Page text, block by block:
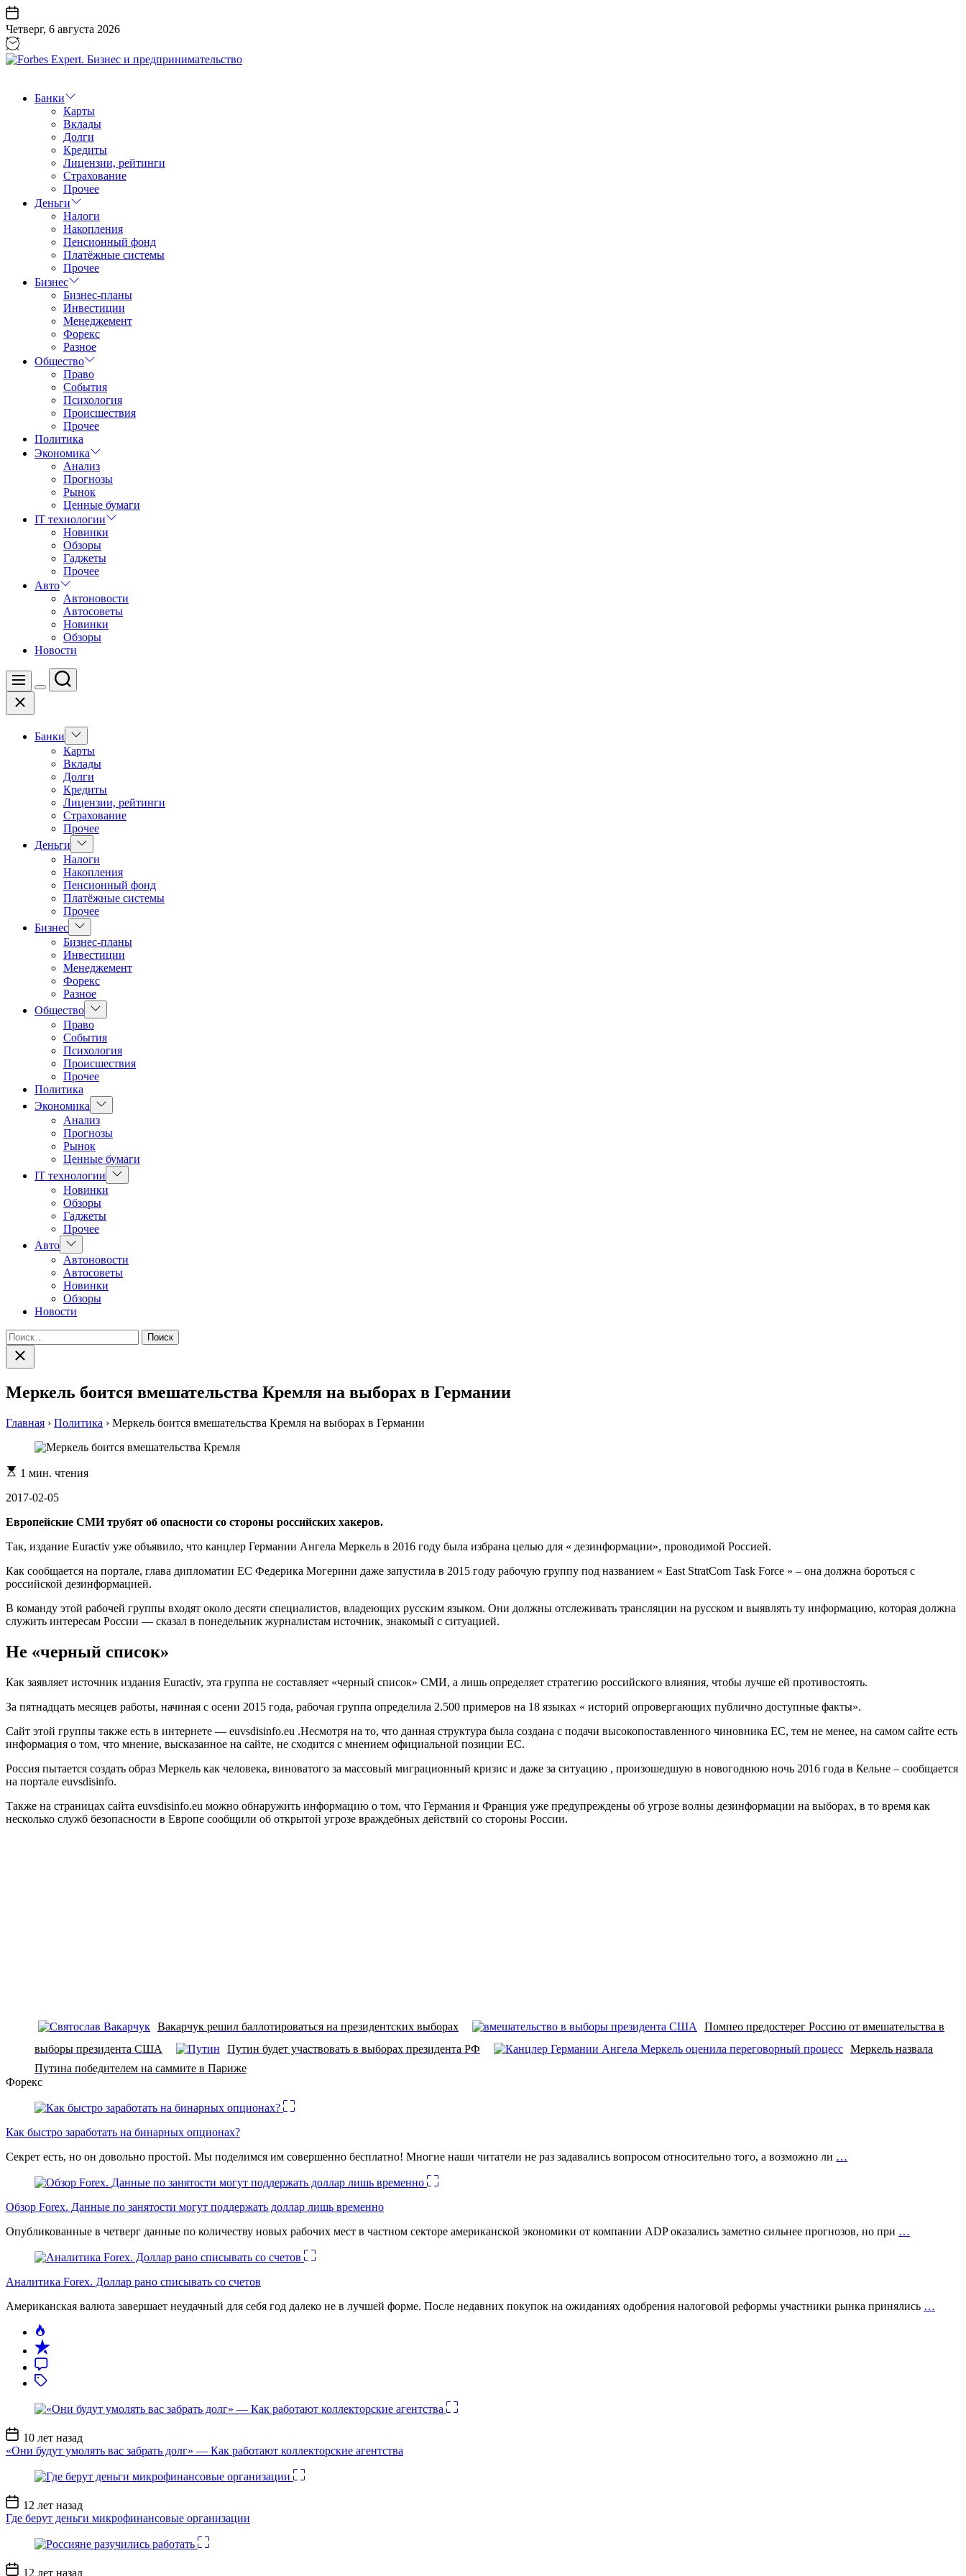
Перейти
к
содержанию
Четверг, 6 августа 2026
Бизнес
предпринимательство
Банки
Карты
Вклады
Долги
Кредиты
Лицензии, рейтинги
Страхование
Прочее
Деньги
Налоги
Накопления
Пенсионный фонд
Платёжные системы
Прочее
Бизнес
Бизнес-планы
Инвестиции
Менеджемент
Форекс
Разное
Общество
Право
События
Психология
Происшествия
Прочее
Политика
Экономика
Анализ
Прогнозы
Рынок
Ценные бумаги
IT технологии
Новинки
Обзоры
Гаджеты
Прочее
Авто
Автоновости
Автосоветы
Новинки
Обзоры
Новости
Меню
Цвет
Поиск
Закрыть
Банки
Показать
подменю
Карты
Вклады
Долги
Кредиты
Лицензии, рейтинги
Страхование
Прочее
Деньги
Показать
подменю
Налоги
Накопления
Пенсионный фонд
Платёжные системы
Прочее
Бизнес Показать
подменю
Бизнес-планы
Инвестиции
Менеджемент
Форекс
Разное
Общество Показать
подменю
Право
События
Психология
Происшествия
Прочее
Политика
Экономика
Показать
подменю
Анализ
Прогнозы
Рынок
Ценные бумаги
IT технологии
Показать
подменю
Новинки
Обзоры
Гаджеты
Прочее
Авто Показать
подменю
Автоновости
Автосоветы
Новинки
Обзоры
Новости
Найти:
Закрыть
поиск
Меркель боится вмешательства Кремля на выборах в Германии
Главная › Политика › Меркель боится вмешательства Кремля на выборах в Германии
Расчетное
чтения
1 мин. чтения
2017-02-05
Европейские СМИ трубят об опасности со стороны российских хакеров.
Так, издание Euractiv уже объявило, что канцлер Германии Ангела Меркель в 2016 году была избрана целью для « дезинформации», проводимой Россией.
Как сообщается на портале, глава дипломатии ЕС Федерика Могерини даже запустила в 2015 году рабочую группу под названием « East StratCom Task Force » – она должна бороться с
российской дезинформацией.
В команду этой рабочей группы входят около десяти специалистов, владеющих русским языком. Они должны отслеживать трансляции на русском и выявлять ту информацию, которая должна
служить интересам России — сказал в понедельник журналистам источник, знакомый с ситуацией.
Не «черный список»
Как заявляет источник издания Euractiv, эта группа не составляет «черный список» СМИ, а лишь определяет стратегию российского влияния, чтобы лучше ей противостоять.
За пятнадцать месяцев работы, начиная с осени 2015 года, рабочая группа определила 2.500 примеров на 18 языках « историй опровергающих публично доступные факты».
Сайт этой группы также есть в интернете — euvsdisinfo.eu .Несмотря на то, что данная структура была создана с подачи высокопоставленного чиновника ЕС, тем не менее, на самом сайте есть
информация о том, что мнение, высказанное на сайте, не сходится с мнением официальной позиции ЕС.
Россия пытается создать образ Меркель как человека, виноватого за массовый миграционный кризис и даже за ситуацию , произошедшую в новогоднюю ночь 2016 года в Кельне – сообщается
на портале euvsdisinfo.
Также на страницах сайта euvsdisinfo.eu можно обнаружить информацию о том, что Германия и Франция уже предупреждены об угрозе волны дезинформации на выборах, в то время как
несколько служб безопасности в Европе сообщили об открытой угрозе враждебных действий со стороны России.
Вакарчук решил баллотироваться на президентских выборах
Помпео предостерег Россию от вмешательства в
выборы президента США
Путин будет участвовать в выборах президента РФ
Меркель назвала
Путина победителем на саммите в Париже
Форекс
Как быстро заработать на бинарных опционах?
Секрет есть, но он довольно простой. Мы поделимся им совершенно бесплатно! Многие наши читатели не раз задавались вопросом относительно того, а возможно ли …
Обзор Forex. Данные по занятости могут поддержать доллар лишь временно
Опубликованные в четверг данные по количеству новых рабочих мест в частном секторе американской экономики от компании ADP оказались заметно сильнее прогнозов, но при …
Аналитика Forex. Доллар рано списывать со счетов
Американская валюта завершает неудачный для себя год далеко не в лучшей форме. После недавних покупок на ожиданиях одобрения налоговой реформы участники рынка принялись …
Дата
записи
10 лет назад
«Они будут умолять вас забрать долг» — Как работают коллекторские агентства
Дата
записи
12 лет назад
Где берут деньги микрофинансовые организации
Дата12 лет назад